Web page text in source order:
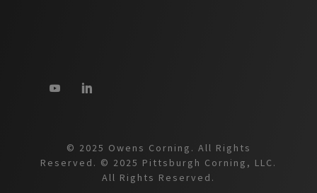
© 2025 Owens Corning. All Rights
Reserved. © 2025 Pittsburgh Corning, LLC.
All Rights Reserved.